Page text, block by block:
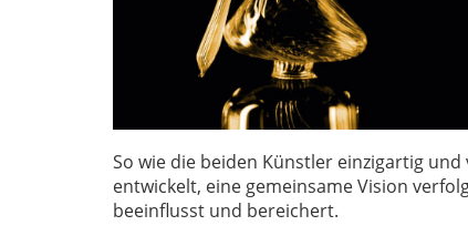
So wie die beiden Künstler einzigartig
entwickelt, eine gemeinsame Vision
beeinflusst und bereichert.